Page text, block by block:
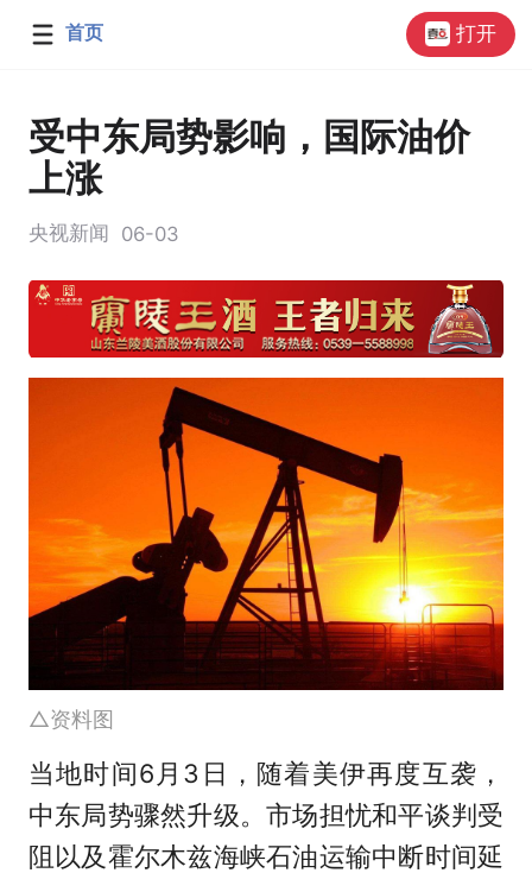
首页 打开
受中东局势影响，国际油价
上涨
央视新闻 06-03
△资料图
当地时间6月3日，随着美伊再度互袭，
中东局势骤然升级。市场担忧和平谈判受
阻以及霍尔木兹海峡石油运输中断时间延